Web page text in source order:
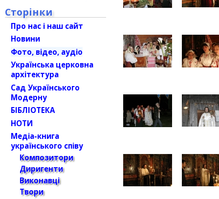
Сторінки
Про нас і наш сайт
Новини
Фото, відео, аудіо
Українська церковна
архітектура
Сад Українського
Модерну
БІБЛІОТЕКА
НОТИ
Медіа-книга
українського співу
Композитори
Диригенти
Виконавці
Твори